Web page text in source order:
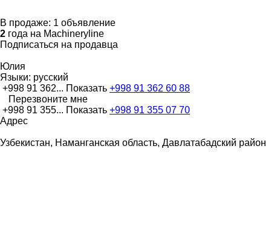
В продаже: 1 объявление
2 года на Machineryline
Подписаться на продавца
Юлия
Языки: русский
+998 91 362... Показать +998 91 362 60 88
Перезвоните мне
+998 91 355... Показать +998 91 355 07 70
Адрес
Узбекистан, Наманганская область, Давлатабадский район